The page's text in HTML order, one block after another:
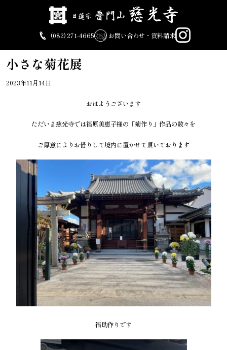
(082) 271-4665
お問い合わせ・資料請求
小さな菊花展
2023年11月14日
おはようございます
ただいま慈光寺では福原美恵子様の「菊作り」作品の数々を
ご厚意によりお借りして境内に置かせて頂いております
福助作りです